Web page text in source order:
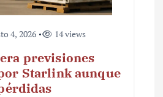
4, 2026 14 views
previsiones
Starlink aunque